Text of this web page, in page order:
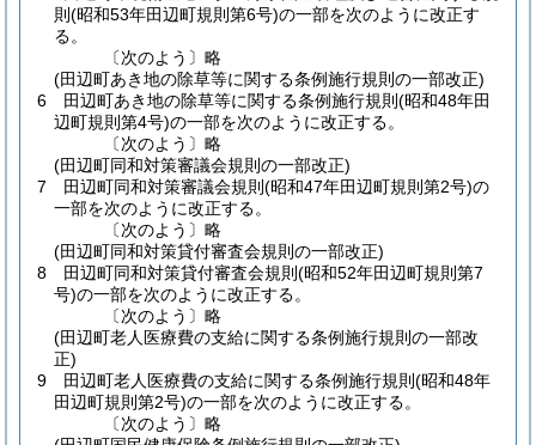
則 (昭和53年田辺町規則第6号)の一部を次のように改正す
る。
〔次のよう〕略
(田辺町あき地の除草等に関する条例施行規則の一部改正)
6
田辺町あき地の除草等に関する条例施行規則 (昭和48年田
辺町規則第4号)の一部を次のように改正する。
〔次のよう〕略
(田辺町同和対策審議会規則の一部改正)
7
田辺町同和対策審議会規則 (昭和47年田辺町規則第2号)の
一部を次のように改正する。
〔次のよう〕略
(田辺町同和対策貸付審査会規則の一部改正)
8
田辺町同和対策貸付審査会規則 (昭和52年田辺町規則第7
号)の一部を次のように改正する。
〔次のよう〕略
(田辺町老人医療費の支給に関する条例施行規則の一部改
正)
9
田辺町老人医療費の支給に関する条例施行規則 (昭和48年
田辺町規則第2号)の一部を次のように改正する。
〔次のよう〕略